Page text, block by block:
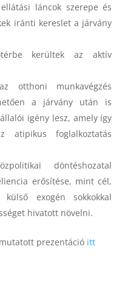
láncok szerepe és
iránti kereslet a járvány
kerültek az aktív
otthoni munkavégzés
a járvány után is
igény lesz, amely így
atipikus foglalkoztatás
döntéshozatal
erősítése, mint cél,
exogén sokkokkal
hivatott növelni.
prezentáció itt